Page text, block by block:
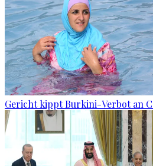
Gericht kippt Burkini-Verbot an